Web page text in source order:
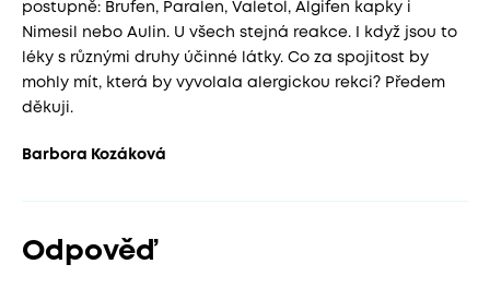
postupně: Brufen, Paralen, Valetol, Algifen kapky i
Nimesil nebo Aulin. U všech stejná reakce. I když jsou to
léky s různými druhy účinné látky. Co za spojitost by
mohly mít, která by vyvolala alergickou rekci? Předem
děkuji.
Barbora Kozáková
Odpověď